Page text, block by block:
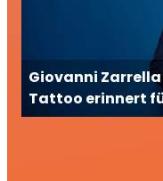
Giovanni
Tattoo erinnert
Brüder